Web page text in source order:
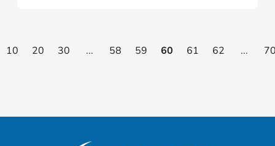
10 20 30 ... 58 59 60 61 62 ...